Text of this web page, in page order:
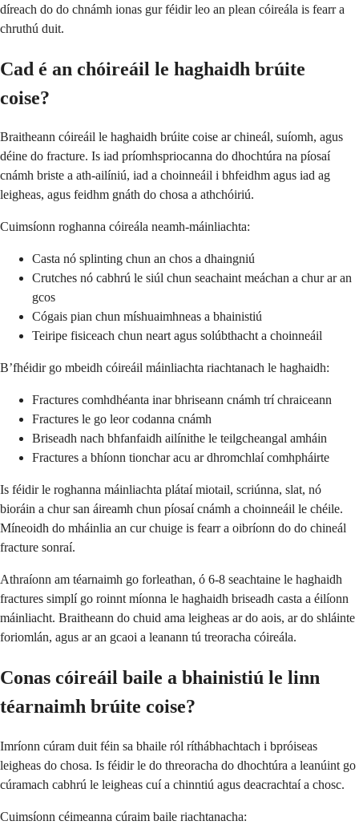
díreach do do chnámh ionas gur féidir leo an plean cóireála is fearr a
chruthú duit.
Cad é an chóireáil le haghaidh brúite
coise?
Braitheann cóireáil le haghaidh brúite coise ar chineál, suíomh, agus
déine do fracture. Is iad príomhspriocanna do dhochtúra na píosaí
cnámh briste a ath-ailíniú, iad a choinneáil i bhfeidhm agus iad ag
leigheas, agus feidhm gnáth do chosa a athchóiriú.
Cuimsíonn roghanna cóireála neamh-máinliachta:
Casta nó splinting chun an chos a dhaingniú
Crutches nó cabhrú le siúl chun seachaint meáchan a chur ar an
gcos
Cógais pian chun míshuaimhneas a bhainistiú
Teiripe fisiceach chun neart agus solúbthacht a choinneáil
B’fhéidir go mbeidh cóireáil máinliachta riachtanach le haghaidh:
Fractures comhdhéanta inar bhriseann cnámh trí chraiceann
Fractures le go leor codanna cnámh
Briseadh nach bhfanfaidh ailínithe le teilgcheangal amháin
Fractures a bhíonn tionchar acu ar dhromchlaí comhpháirte
Is féidir le roghanna máinliachta plátaí miotail, scriúnna, slat, nó
bioráin a chur san áireamh chun píosaí cnámh a choinneáil le chéile.
Míneoidh do mháinlia an cur chuige is fearr a oibríonn do do chineál
fracture sonraí.
Athraíonn am téarnaimh go forleathan, ó 6-8 seachtaine le haghaidh
fractures simplí go roinnt míonna le haghaidh briseadh casta a éilíonn
máinliacht. Braitheann do chuid ama leigheas ar do aois, ar do shláinte
foriomlán, agus ar an gcaoi a leanann tú treoracha cóireála.
Conas cóireáil baile a bhainistiú le linn
téarnaimh brúite coise?
Imríonn cúram duit féin sa bhaile ról ríthábhachtach i bpróiseas
leigheas do chosa. Is féidir le do threoracha do dhochtúra a leanúint go
cúramach cabhrú le leigheas cuí a chinntiú agus deacrachtaí a chosc.
Cuimsíonn céimeanna cúraim baile riachtanacha: